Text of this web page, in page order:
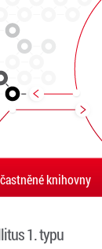
knihovny
1. typu